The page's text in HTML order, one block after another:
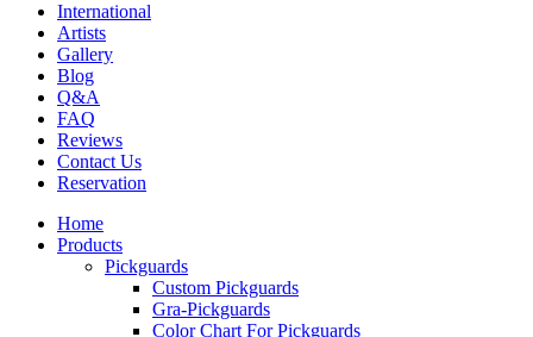
International
Artists
Gallery
Blog
Q&A
FAQ
Reviews
Contact Us
Reservation
Home
Products
Pickguards
Custom Pickguards
Gra-Pickguards
Color Chart For Pickguards